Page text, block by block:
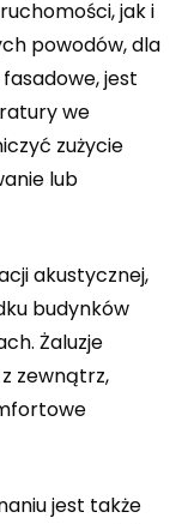
jak i
powodów, dla
jest
we
zużycie
lub
akustycznej,
budynków
Żaluzje
zewnątrz,
jest także